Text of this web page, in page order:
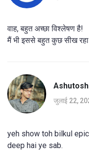
वाह, बहुत अच्छा विश्लेषण है!
मैं भी इससे बहुत कुछ सीख
जुलाई 22,
yeh show toh bilkul
deep hai ye sab.